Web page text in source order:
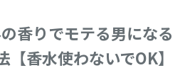
香りでモテる男になる
【香水使わないでOK】